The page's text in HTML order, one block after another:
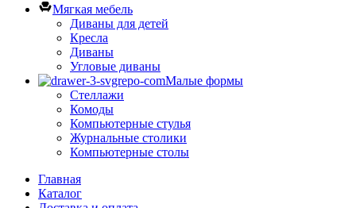
Мягкая мебель
Диваны для детей
Кресла
Диваны
Угловые диваны
Малые формы
Стеллажи
Комоды
Компьютерные стулья
Журнальные столики
Компьютерные столы
Главная
Каталог